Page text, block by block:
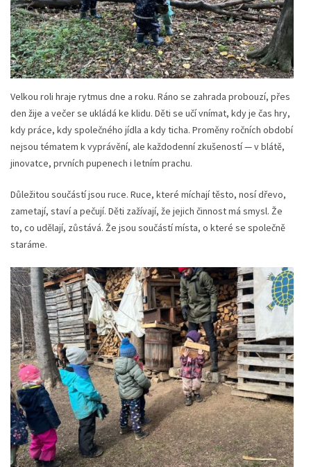
Velkou roli hraje rytmus dne a roku. Ráno se zahrada probouzí, přes
den žije a večer se ukládá ke klidu. Děti se učí vnímat, kdy je čas hry,
kdy práce, kdy společného jídla a kdy ticha. Proměny ročních období
nejsou tématem k vyprávění, ale každodenní zkušeností — v blátě,
jinovatce, prvních pupenech i letním prachu.
Důležitou součástí jsou ruce. Ruce, které míchají těsto, nosí dřevo,
zametají, staví a pečují. Děti zažívají, že jejich činnost má smysl. Že
to, co udělají, zůstává. Že jsou součástí místa, o které se společně
staráme.